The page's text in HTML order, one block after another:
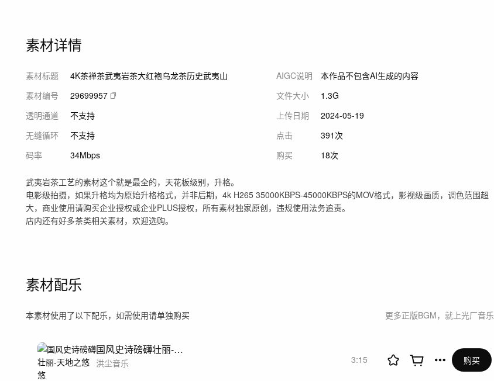
素材详情
素材标题
4K茶禅茶武夷岩茶大红袍乌龙茶历史武夷山
素材编号
29699957
透明通道
不支持
无缝循环
不支持
码率
34Mbps
AIGC说明
本作品不包含AI生成的内容
文件大小
1.3G
上传日期
2024-05-19
点击
391次
购买
18次
武夷岩茶工艺的素材这个就是最全的，天花板级别，升格。
电影级拍摄，如果升格均为原始升格格式，并非后期，4k H265 35000KBPS-45000KBPS的MOV格式，影视级画质，调色范围超
大，商业使用请购买企业授权或企业PLUS授权，所有素材独家原创，违规使用法务追责。
店内还有好多茶类相关素材，欢迎选购。
素材配乐
本素材使用了以下配乐，如需使用请单独购买 更多正版BGM，就上光厂音乐
国风史诗磅礴壮丽-天地之悠悠
洪尘音乐 3:15 购买